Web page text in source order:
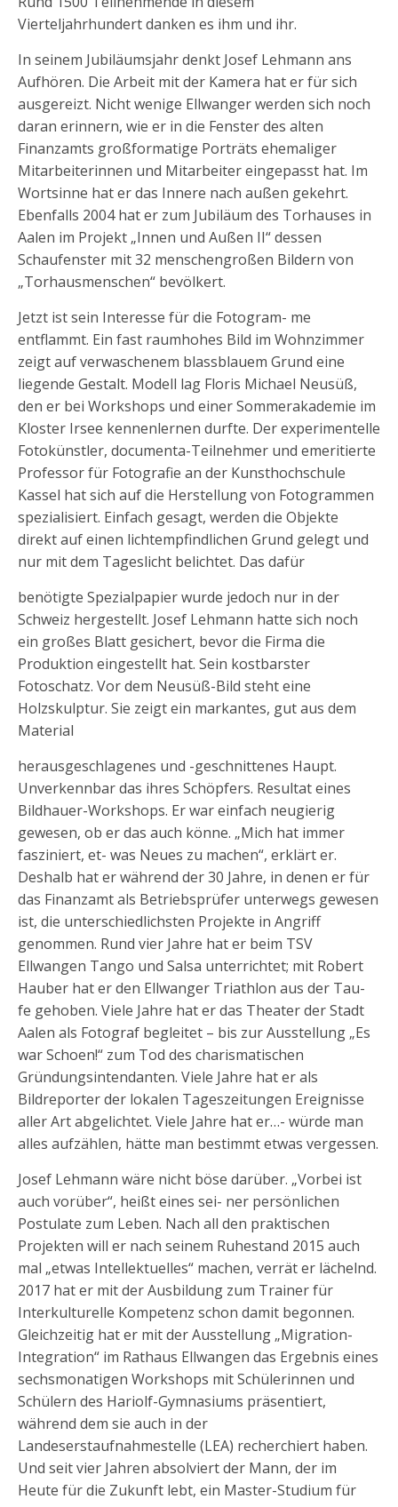
Vierteljahrhundert danken es ihm und ihr.
In seinem Jubiläumsjahr denkt Josef Lehmann ans
Aufhören. Die Arbeit mit der Kamera hat er für sich
ausgereizt. Nicht wenige Ellwanger werden sich noch
daran erinnern, wie er in die Fenster des alten
Finanzamts großformatige Porträts ehemaliger
Mitarbeiterinnen und Mitarbeiter eingepasst hat. Im
Wortsinne hat er das Innere nach außen gekehrt.
Ebenfalls 2004 hat er zum Jubiläum des Torhauses in
Aalen im Projekt „Innen und Außen II“ dessen
Schaufenster mit 32 menschengroßen Bildern von
„Torhausmenschen“ bevölkert.
Jetzt ist sein Interesse für die Fotogram- me
entflammt. Ein fast raumhohes Bild im Wohnzimmer
zeigt auf verwaschenem blassblauem Grund eine
liegende Gestalt. Modell lag Floris Michael Neusüß,
den er bei Workshops und einer Sommerakademie im
Kloster Irsee kennenlernen durfte. Der experimentelle
Fotokünstler, documenta-Teilnehmer und emeritierte
Professor für Fotografie an der Kunsthochschule
Kassel hat sich auf die Herstellung von Fotogrammen
spezialisiert. Einfach gesagt, werden die Objekte
direkt auf einen lichtempfindlichen Grund gelegt und
nur mit dem Tageslicht belichtet. Das dafür
benötigte Spezialpapier wurde jedoch nur in der
Schweiz hergestellt. Josef Lehmann hatte sich noch
ein großes Blatt gesichert, bevor die Firma die
Produktion eingestellt hat. Sein kostbarster
Fotoschatz. Vor dem Neusüß-Bild steht eine
Holzskulptur. Sie zeigt ein markantes, gut aus dem
Material
herausgeschlagenes und -geschnittenes Haupt.
Unverkennbar das ihres Schöpfers. Resultat eines
Bildhauer-Workshops. Er war einfach neugierig
gewesen, ob er das auch könne. „Mich hat immer
fasziniert, et- was Neues zu machen“, erklärt er.
Deshalb hat er während der 30 Jahre, in denen er für
das Finanzamt als Betriebsprüfer unterwegs gewesen
ist, die unterschiedlichsten Projekte in Angriff
genommen. Rund vier Jahre hat er beim TSV
Ellwangen Tango und Salsa unterrichtet; mit Robert
Hauber hat er den Ellwanger Triathlon aus der Tau-
fe gehoben. Viele Jahre hat er das Theater der Stadt
Aalen als Fotograf begleitet – bis zur Ausstellung „Es
war Schoen!“ zum Tod des charismatischen
Gründungsintendanten. Viele Jahre hat er als
Bildreporter der lokalen Tageszeitungen Ereignisse
aller Art abgelichtet. Viele Jahre hat er…- würde man
alles aufzählen, hätte man bestimmt etwas vergessen.
Josef Lehmann wäre nicht böse darüber. „Vorbei ist
auch vorüber“, heißt eines sei- ner persönlichen
Postulate zum Leben. Nach all den praktischen
Projekten will er nach seinem Ruhestand 2015 auch
mal „etwas Intellektuelles“ machen, verrät er lächelnd.
2017 hat er mit der Ausbildung zum Trainer für
Interkulturelle Kompetenz schon damit begonnen.
Gleichzeitig hat er mit der Ausstellung „Migration-
Integration“ im Rathaus Ellwangen das Ergebnis eines
sechsmonatigen Workshops mit Schülerinnen und
Schülern des Hariolf-Gymnasiums präsentiert,
während dem sie auch in der
Landeserstaufnahmestelle (LEA) recherchiert haben.
Und seit vier Jahren absolviert der Mann, der im
Heute für die Zukunft lebt, ein Master-Studium für